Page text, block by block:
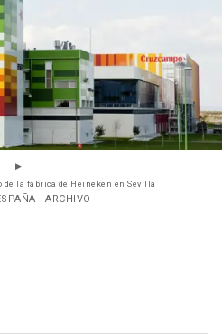
la fábrica de Heineken en Sevilla
- ARCHIVO